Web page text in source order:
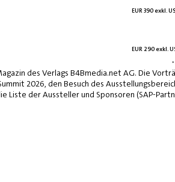
EUR 390 exkl.
EUR 290 exkl.
des Verlags B4Bmedia.net AG. Die
2026, den Besuch des
Liste der Aussteller und Sponsoren (SAP-